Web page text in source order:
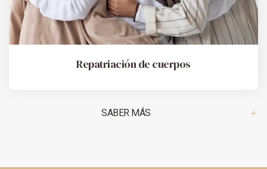
Repatriación de cuerpos
SABER MÁS